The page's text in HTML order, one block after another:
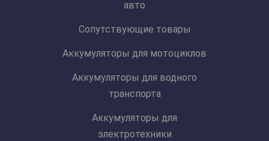
авто
Сопутствующие товары
Аккумуляторы для мотоциклов
Аккумуляторы для водного
транспорта
Аккумуляторы для
электротехники